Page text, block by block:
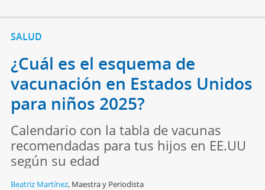
SALUD
¿Cuál es el esquema de
vacunación en Estados Unidos
para niños 2025?
Calendario con la tabla de vacunas
recomendadas para tus hijos en EE.UU
según su edad
Beatriz Martínez, Maestra y Periodista